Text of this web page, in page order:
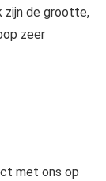
zijn de grootte,
zeer
met ons op